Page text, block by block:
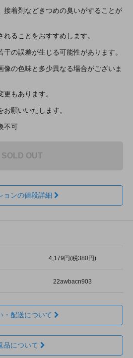
着剤などきつめの臭いがすることが
ることをおすすめします。
の誤差が生じる可能性があります。
の色味と多少異なる場合がございま
もあります。
願いいたします。
不可
SOLD OUT
ョンの値段詳細
4,179円(税380円)
22awbacn903
・配送について
品について